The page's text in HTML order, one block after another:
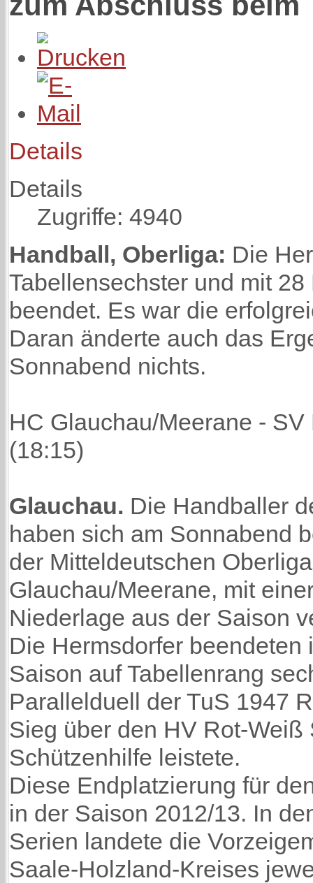
Details
Details
Zugriffe: 4940
Handball, Oberliga: Die
Tabellensechster und mit
beendet. Es war die
Daran änderte auch das
Sonnabend nichts.
HC Glauchau/Meerane -
(18:15)
Glauchau. Die Handballer
haben sich am Sonnabend
der Mitteldeutschen
Glauchau/Meerane, mit
Niederlage aus der Saison
Die Hermsdorfer beendeten
Saison auf Tabellenrang
Parallelduell der TuS 1947
Sieg über den HV Rot-Weiß
Schützenhilfe leistete.
Diese Endplatzierung für
in der Saison 2012/13. In
Serien landete die
Saale-Holzland-Kreises